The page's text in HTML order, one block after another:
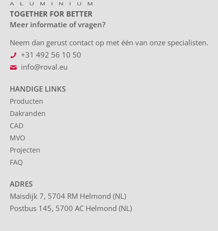
TOGETHER FOR BETTER
Meer informatie of vragen?
Neem dan gerust contact op met één van onze specialisten.
+31 492 56 10 50
info@roval.eu
HANDIGE LINKS
Producten
Dakranden
CAD
MVO
Projecten
FAQ
ADRES
Maisdijk 7, 5704 RM Helmond (NL)
Postbus 145, 5700 AC Helmond (NL)